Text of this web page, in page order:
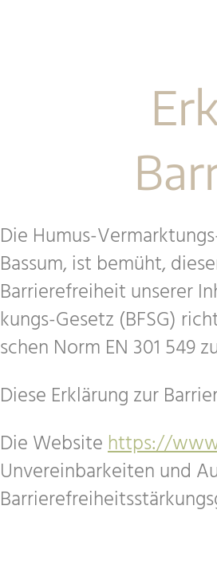
Die Humus-
Bassum, ist bemüht,
Bar­rie­re­frei­heit unse­rer
kungs-Gesetz (BFSG)
schen Norm EN 301 549
Diese Erklärung zur
Die Websitehttps://
Unvereinbarkeiten und